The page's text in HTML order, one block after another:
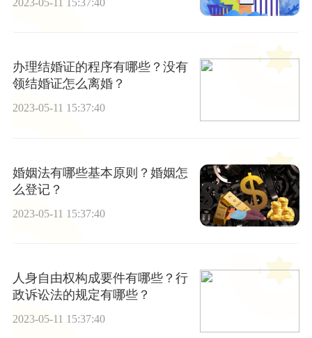
2023-05-11 15:37:40
办理结婚证的程序有哪些？没有
领结婚证怎么离婚？
2023-05-11 15:37:40
婚姻法有哪些基本原则？婚姻怎
么登记？
2023-05-11 15:37:40
人身自由权构成要件有哪些？行
政诉讼法的规定有哪些？
2023-05-11 15:37:40